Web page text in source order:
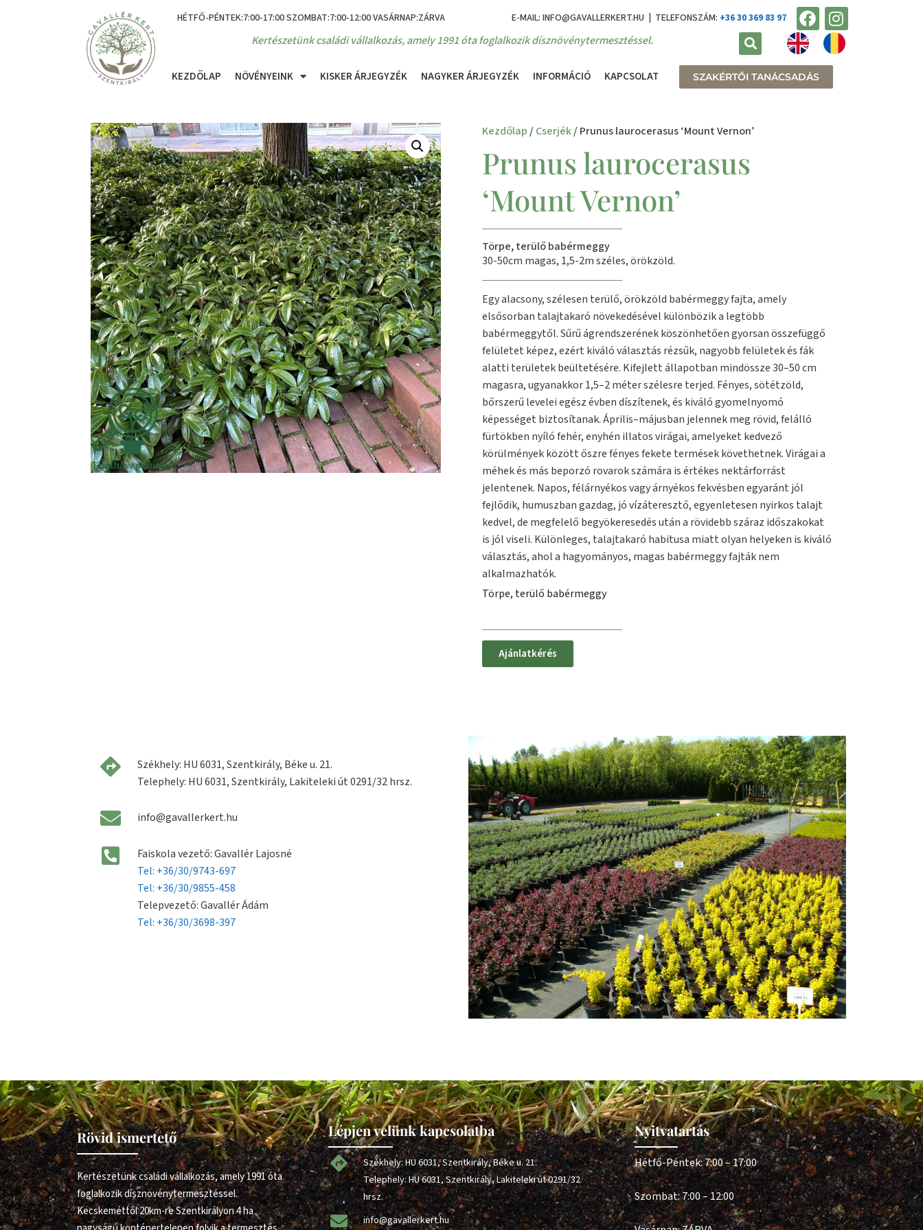
HÉTFŐ-PÉNTEK:7:00-17:00 SZOMBAT:7:00-12:00 VASÁRNAP:ZÁRVA E-MAIL: INFO@GAVALLERKERT.HU | TELEFONSZÁM: +36 30 369 83 97
Kertészetünk családi vállalkozás, amely 1991 óta foglalkozik dísznövénytermesztéssel.
KEZDŐLAP NÖVÉNYEINK KISKER ÁRJEGYZÉK NAGYKER ÁRJEGYZÉK INFORMÁCIÓ KAPCSOLAT SZAKÉRTŐI TANÁCSADÁS
Kezdőlap /Cserjék/ Prunus laurocerasus ‘Mount Vernon’
Prunus laurocerasus
‘Mount Vernon’
Törpe, terülő babérmeggy
30-50cm magas, 1,5-2m széles, örökzöld.
Egy alacsony, szélesen terülő, örökzöld babérmeggy fajta, amely
elsősorban talajtakaró növekedésével különbözik a legtöbb
babérmeggytől. Sűrű ágrendszerének köszönhetően gyorsan összefüggő
felületet képez, ezért kiváló választás rézsűk, nagyobb felületek és fák
alatti területek beültetésére. Kifejlett állapotban mindössze 30–50 cm
magasra, ugyanakkor 1,5–2 méter szélesre terjed. Fényes, sötétzöld,
bőrszerű levelei egész évben díszítenek, és kiváló gyomelnyomó
képességet biztosítanak. Április–májusban jelennek meg rövid, felálló
fürtökben nyíló fehér, enyhén illatos virágai, amelyeket kedvező
körülmények között őszre fényes fekete termések követhetnek. Virágai a
méhek és más beporzó rovarok számára is értékes nektárforrást
jelentenek. Napos, félárnyékos vagy árnyékos fekvésben egyaránt jól
fejlődik, humuszban gazdag, jó vízáteresztő, egyenletesen nyirkos talajt
kedvel, de megfelelő begyökeresedés után a rövidebb száraz időszakokat
is jól viseli. Különleges, talajtakaró habitusa miatt olyan helyeken is kiváló
választás, ahol a hagyományos, magas babérmeggy fajták nem
alkalmazhatók.
Törpe, terülő babérmeggy
Ajánlatkérés
Székhely: HU 6031, Szentkirály, Béke u. 21.
Telephely: HU 6031, Szentkirály, Lakiteleki út 0291/32 hrsz.
info@gavallerkert.hu
Faiskola vezető: Gavallér Lajosné
Tel: +36/30/9743-697
Tel: +36/30/9855-458
Telepvezető: Gavallér Ádám
Tel: +36/30/3698-397
Rövid ismertető
Kertészetünk családi vállalkozás, amely 1991 óta
foglalkozik dísznövénytermesztéssel.
Kecskeméttől 20km-re Szentkirályon 4 ha
Lépjen velünk kapcsolatba
Székhely: HU 6031, Szentkirály, Béke u. 21.
Telephely: HU 6031, Szentkirály, Lakiteleki út 0291/32
hrsz.
info@gavallerkert.hu
Nyitvatartás
Hétfő-Péntek: 7:00 – 17:00
Szombat: 7:00 – 12:00